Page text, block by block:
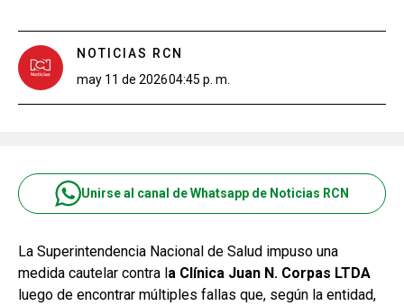
NOTICIAS RCN
may 11 de 202604:45 p. m.
Unirse al canal de Whatsapp de Noticias RCN
La Superintendencia Nacional de Salud impuso una
medida cautelar contra la Clínica Juan N. Corpas LTDA
luego de encontrar múltiples fallas que, según la entidad,